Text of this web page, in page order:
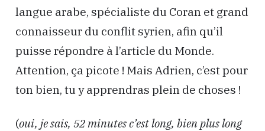
langue arabe, spécialiste du Coran et grand
connaisseur du conflit syrien, afin qu’il
puisse répondre à l’article du Monde.
Attention, ça picote ! Mais Adrien, c’est pour
ton bien, tu y apprendras plein de choses !
(oui, je sais, 52 minutes c’est long, bien plus long